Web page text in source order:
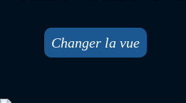
Changer la vue